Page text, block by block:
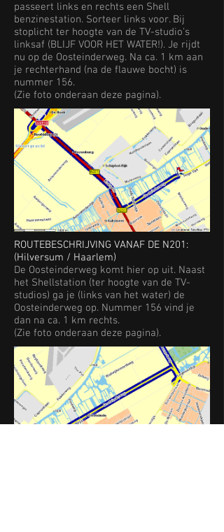
passeert links en rechts een Shell
benzinestation. Sorteer links voor. Bij
stoplicht ter hoogte van de TV-studio's
linksaf (BLIJF VOOR HET WATER!). Je rijdt
nu op de Oosteinderweg. Na ca. 1 km aan
je rechterhand (na de flauwe bocht) is
nummer 156.
(Zie foto onderaan deze pagina).
ROUTEBESCHRIJVING VANAF DE N201:
(Hilversum / Haarlem)
De Oosteinderweg komt hier op uit. Naast
het Shellstation (ter hoogte van de TV-
studios) ga je (links van het water) de
Oosteinderweg op. Nummer 156 vind je
dan na ca. 1 km rechts.
(Zie foto onderaan deze pagina).